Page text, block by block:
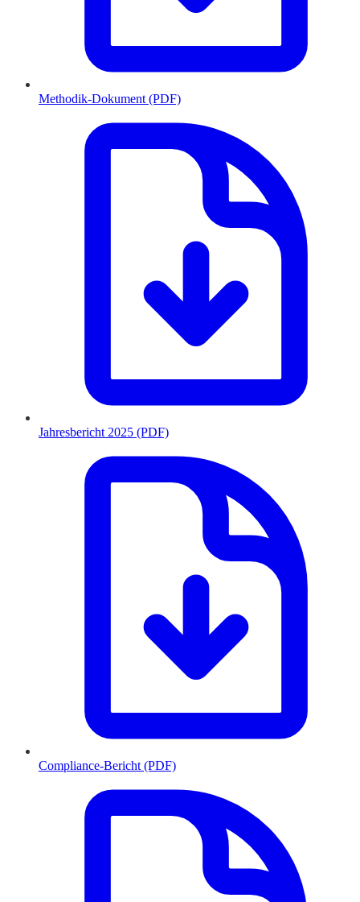
Methodik-Dokument (PDF)
Jahresbericht 2025 (PDF)
Compliance-Bericht (PDF)